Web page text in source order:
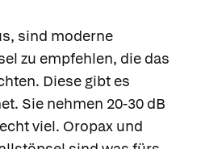
sind moderne
zu empfehlen, die das
Diese gibt es
Sie nehmen 20-30 dB
viel. Oropax und